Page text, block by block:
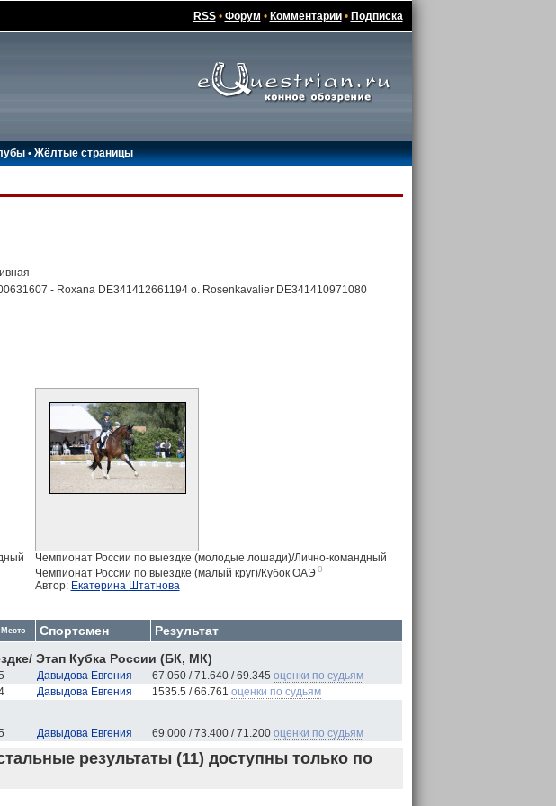
RSS• Форум • Комментарии• Подписка
•Жёлтые страницы
- Roxana DE341412661194 о. Rosenkavalier DE341410971080
Чемпионат России по выездке (молодые лошади)/Лично-командный
Чемпионат России по выездке (малый круг)/Кубок ОАЭ 0
Автор: Екатерина Штатнова
Место Спортсмен
Результат
Этап Кубка России (БК, МК)
Давыдова Евгения 67.050 / 71.640 / 69.345 оценки по судьям
Давыдова Евгения 1535.5 / 66.761 оценки по судьям
Давыдова Евгения 69.000 / 73.400 / 71.200 оценки по судьям
результаты (11) доступны только по